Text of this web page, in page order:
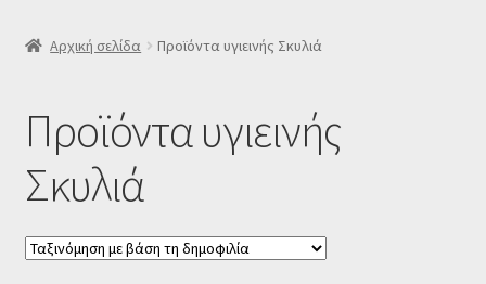
SLIDER
Δελτίο νέων
Αρχική σελίδα Προϊόντα υγιεινής Σκυλιά
Προϊόντα υγιεινής
Σκυλιά